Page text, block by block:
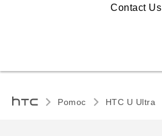
Contact Us
Pomoc HTC U Ultra‎